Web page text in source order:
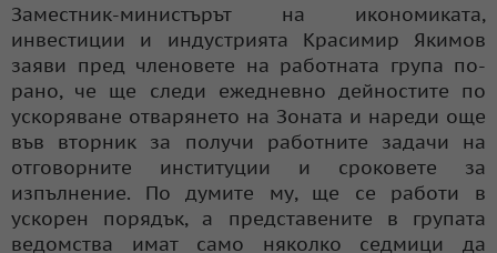
Заместник-министърът на икономиката,
инвестиции и индустрията Красимир Якимов
заяви пред членовете на работната група по-
рано, че ще следи ежедневно дейностите по
ускоряване отварянето на Зоната и нареди още
във вторник за получи работните задачи на
отговорните институции и сроковете за
изпълнение. По думите му, ще се работи в
ускорен порядък, а представените в групата
ведомства имат само няколко седмици да